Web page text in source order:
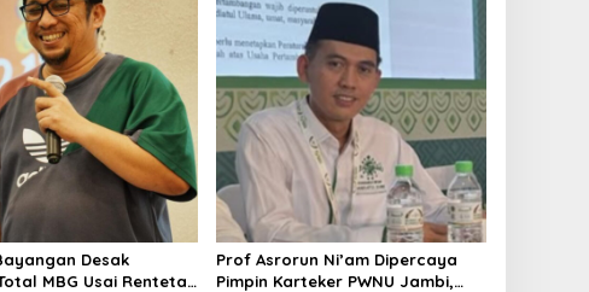
Desak
MBG Usai Rentetan
Prof Asrorun Ni’am Dipercaya
Pimpin Karteker PWNU Jambi,